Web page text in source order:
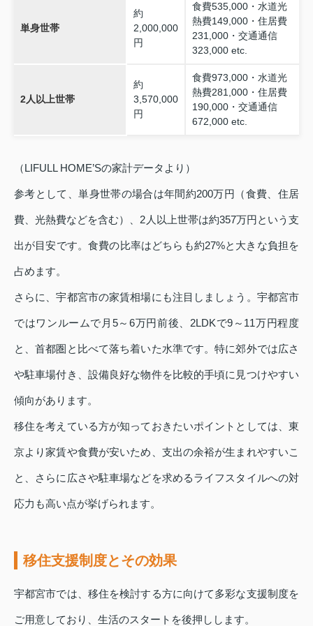
単身世帯
約
2,000,000
円
食費535,000・水道光
熱費149,000・住居費
231,000・交通通信
323,000 etc.
2人以上世帯
約
3,570,000
円
食費973,000・水道光
熱費281,000・住居費
190,000・交通通信
672,000 etc.
（LIFULL HOME’Sの家計データより）
参考として、単身世帯の場合は年間約200万円（食費、住居
費、光熱費などを含む）、2人以上世帯は約357万円という支
出が目安です。食費の比率はどちらも約27%と大きな負担を
占めます。
さらに、宇都宮市の家賃相場にも注目しましょう。宇都宮市
ではワンルームで月5～6万円前後、2LDKで9～11万円程度
と、首都圏と比べて落ち着いた水準です。特に郊外では広さ
や駐車場付き、設備良好な物件を比較的手頃に見つけやすい
傾向があります。
移住を考えている方が知っておきたいポイントとしては、東
京より家賃や食費が安いため、支出の余裕が生まれやすいこ
と、さらに広さや駐車場などを求めるライフスタイルへの対
応力も高い点が挙げられます。
移住支援制度とその効果
宇都宮市では、移住を検討する方に向けて多彩な支援制度を
ご用意しており、生活のスタートを後押しします。